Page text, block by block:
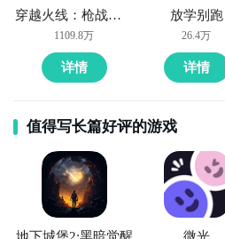
穿越火线：枪战王者
1109.8万
详情
放学别跑
26.4万
详情
值得写长篇好评的游戏